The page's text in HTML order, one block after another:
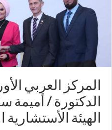
المركز العربي
الدكتورة / أميمة
الهيئة الأستشارية